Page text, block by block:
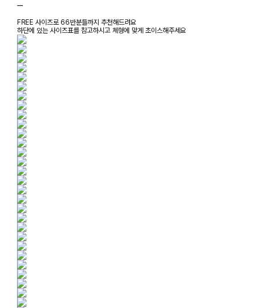
ㅡ
FREE 사이즈로 66반분들까지 추천해드려요
하단에 있는 사이즈표를 참고하시고 체형에 맞게 초이스해주세요